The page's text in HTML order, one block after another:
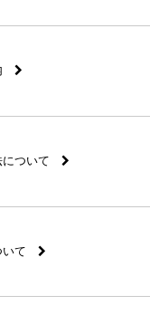
ついて
て